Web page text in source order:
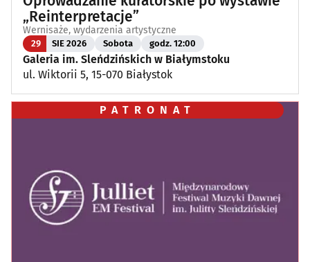
„Reinterpretacje”
Wernisaże, wydarzenia artystyczne
29 SIE 2026 Sobota godz. 12:00
Galeria im. Sleńdzińskich w Białymstoku
ul. Wiktorii 5, 15-070 Białystok
PATRONAT